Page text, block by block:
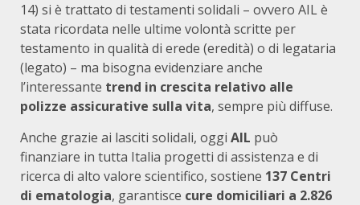
14) si è trattato di testamenti solidali – ovvero AIL è
stata ricordata nelle ultime volontà scritte per
testamento in qualità di erede (eredità) o di legataria
(legato) – ma bisogna evidenziare anche
l’interessante trend in crescita relativo alle
polizze assicurative sulla vita, sempre più diffuse.
Anche grazie ai lasciti solidali, oggi AIL può
finanziare in tutta Italia progetti di assistenza e di
ricerca di alto valore scientifico, sostiene 137 Centri
di ematologia, garantisce cure domiciliari a 2.826